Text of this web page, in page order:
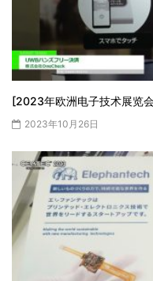
[2023年欧洲电子技术展览
2023年10月26日